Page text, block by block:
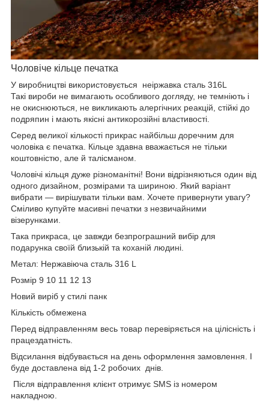
Чоловіче кільце печатка
У виробництві використовується неіржавка сталь 316L
Такі вироби не вимагають особливого догляду, не темніють і
не окиснюються, не викликають алергічних реакцій, стійкі до
подряпин і мають якісні антикорозійні властивості.
Серед великої кількості прикрас найбільш доречним для
чоловіка є печатка. Кільце здавна вважається не тільки
коштовністю, але й талісманом.
Чоловічі кільця дуже різноманітні! Вони відрізняються один від
одного дизайном, розмірами та шириною. Який варіант
вибрати — вирішувати тільки вам. Хочете привернути увагу?
Сміливо купуйте масивні печатки з незвичайними
візерунками.
Така прикраса, це завжди безпрограшний вибір для
подарунка своїй близькій та коханій людині.
Метал: Нержавіюча сталь 316 L
Розмір 9 10 11 12 13
Новий виріб у стилі панк
Кількість обмежена
Перед відправленням весь товар перевіряється на цілісність і
працездатність.
Відсилання відбувається на день оформлення замовлення. І
буде доставлена від 1-2 робочих днів.
Після відправлення клієнт отримує SMS із номером
накладною.